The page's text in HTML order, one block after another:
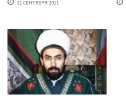
21 СЕНТЯБРЯ'2011